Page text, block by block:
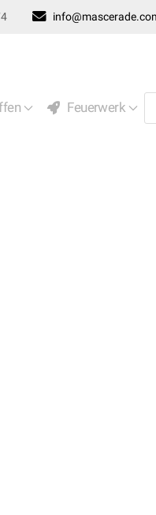
Feuerwerk